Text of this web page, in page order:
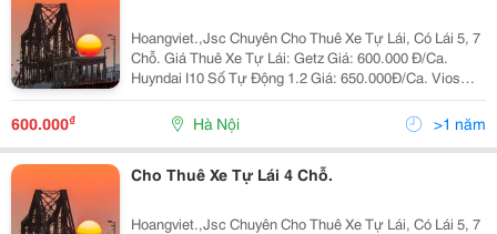
Hoangviet.,Jsc Chuyên Cho Thuê Xe Tự Lái, Có Lái 5, 7
Chỗ. Giá Thuê Xe Tự Lái: Getz Giá: 600.000 Đ/Ca.
Huyndai I10 Số Tự Động 1.2 Giá: 650.000Đ/Ca. Vios
Limo 2010 Giá: 650.000 Đ/Ca. Vios E 2010 Giá: 800.000
Đ/Ca. Innova G 2008
600.000₫ Hà Nội >1 năm
Cho Thuê Xe Tự Lái 4 Chỗ.
Hoangviet.,Jsc Chuyên Cho Thuê Xe Tự Lái, Có Lái 5, 7